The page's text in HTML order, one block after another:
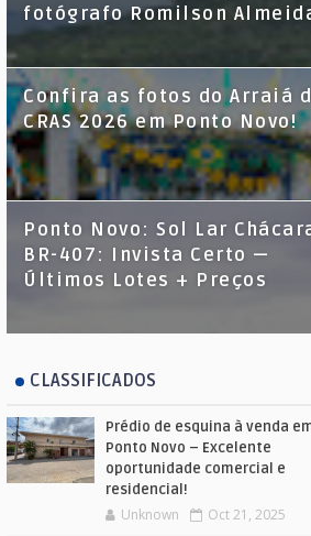
fotógrafo Romilson
Confira as fotos do Arraiá
CRAS 2026 em Ponto Novo!
Ponto Novo: Sol Lar
BR-407: Invista Certo —
Últimos Lotes + Preços
CLASSIFICADOS
Prédio de esquina à venda
Ponto Novo – Excelente
oportunidade comercial e
residencial!
Unknown Oct 21, 2025